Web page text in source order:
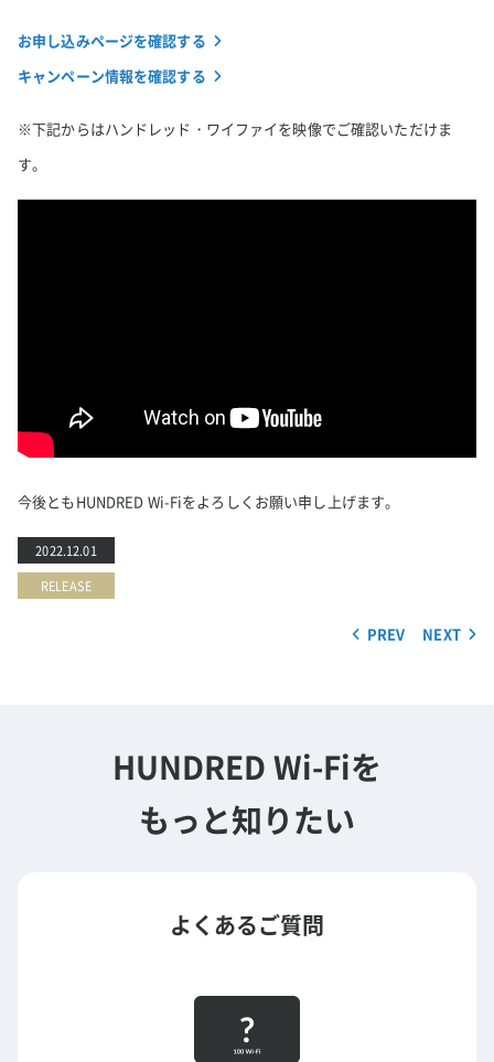
お申し込みページを確認する
キャンペーン情報を確認する
※下記からはハンドレッド・ワイファイを映像でご確認いただけま
す。
今後ともHUNDRED Wi-Fiをよろしくお願い申し上げます。
2022.12.01
RELEASE
PREV NEXT
HUNDRED Wi-Fiを
もっと知りたい
よくあるご質問